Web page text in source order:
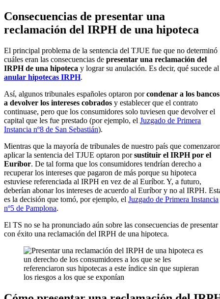
Consecuencias de presentar una
reclamación del IRPH de una hipoteca
El principal problema de la sentencia del TJUE fue que no determinó
cuáles eran las consecuencias de presentar una reclamación del
IRPH de una hipoteca y lograr su anulación. Es decir, qué sucede al
anular hipotecas IRPH.
Así, algunos tribunales españoles optaron porcondenar a los bancos
a devolver los intereses cobrados y establecer que el contrato
continuase, pero que los consumidores solo tuviesen que devolver el
capital que les fue prestado (por ejemplo, el Juzgado de Primera
Instancia nº8 de San Sebastián).
Mientras que la mayoría de tribunales de nuestro país que
aplicar la sentencia del TJUE optaron porsustituir el IRPH por el
Euríbor. De tal forma que los consumidores tendrían derecho a
recuperar los intereses que pagaron de más porque su hipoteca
estuviese referenciada al IRPH en vez de al Euríbor. Y, a futuro,
deberían abonar los intereses de acuerdo al Euríbor y no al IRPH.
es la decisión que tomó, por ejemplo, el Juzgado de Primera Instancia
nº5 de Pamplona.
El TS no se ha pronunciado aún sobre las consecuencias de presentar
con éxito una reclamación del IRPH de una hipoteca.